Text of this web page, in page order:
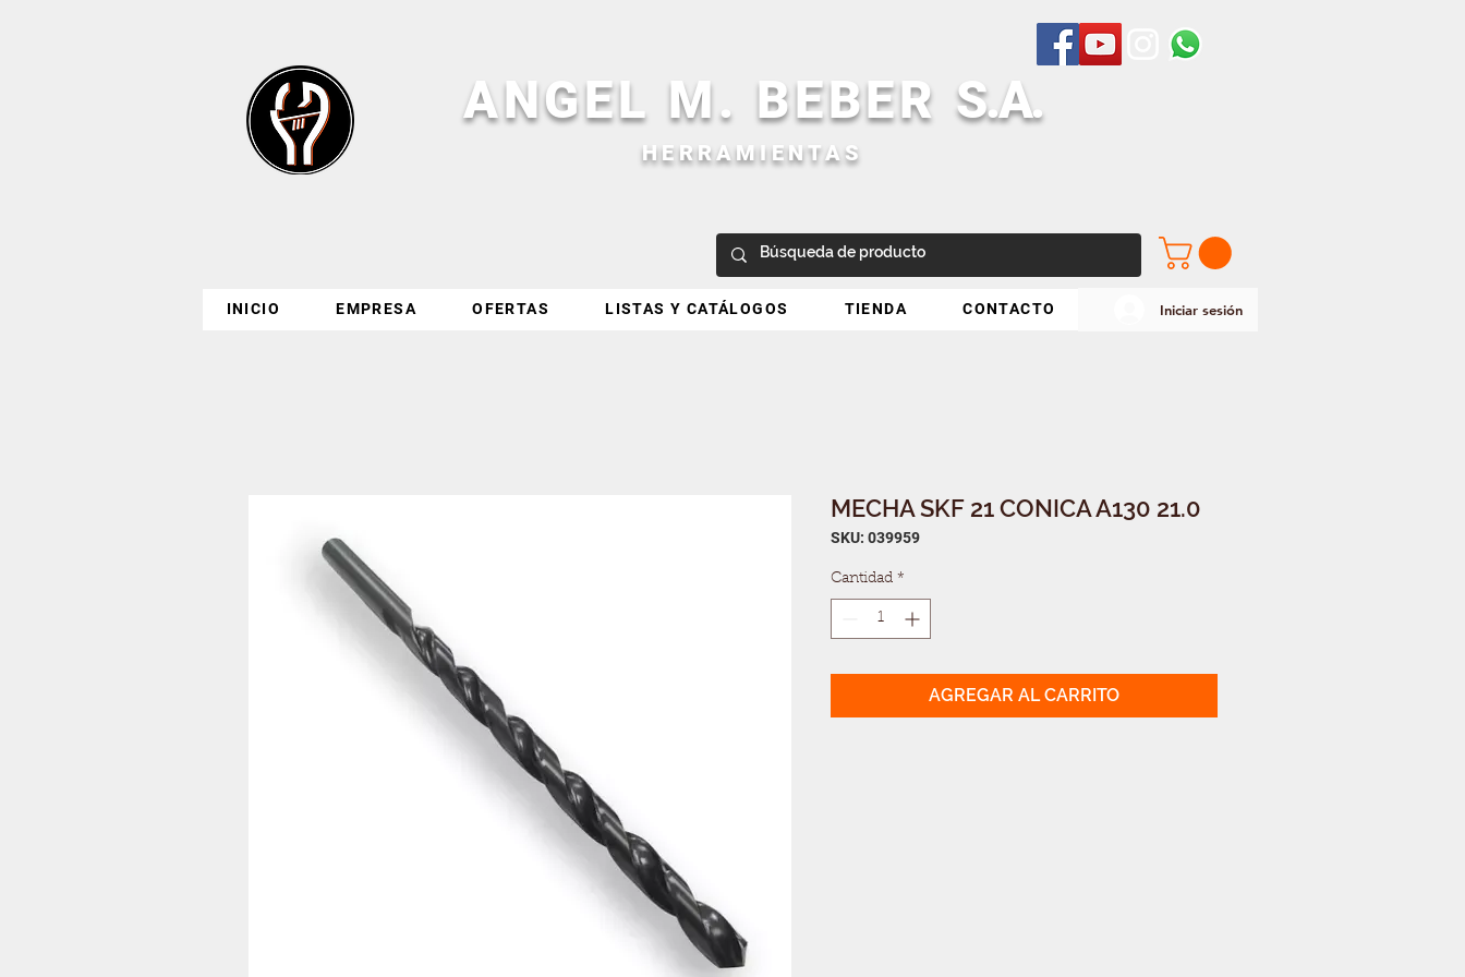
ANGEL M. BEBER S.A.
HERRAMIENTAS
INICIO EMPRESA OFERTAS LISTAS Y CATÁLOGOS TIENDA CONTACTO Iniciar sesión
MECHA SKF 21 CONICA A130 21.0
SKU: 039959
Cantidad *
AGREGAR AL CARRITO